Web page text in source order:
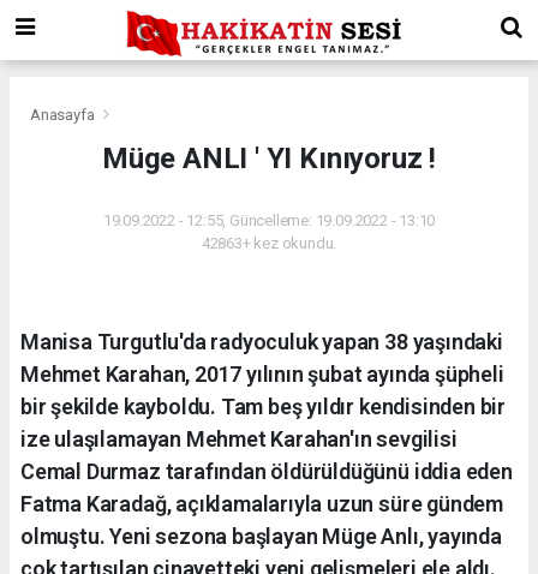
Anasayfa
Müge ANLI ' YI Kınıyoruz !
19.09.2022 - 12:55, Güncelleme: 19.09.2022 - 13:10
42863+ kez okundu.
Manisa Turgutlu'da radyoculuk yapan 38 yaşındaki
Mehmet Karahan, 2017 yılının şubat ayında şüpheli
bir şekilde kayboldu. Tam beş yıldır kendisinden bir
ize ulaşılamayan Mehmet Karahan'ın sevgilisi
Cemal Durmaz tarafından öldürüldüğünü iddia eden
Fatma Karadağ, açıklamalarıyla uzun süre gündem
olmuştu. Yeni sezona başlayan Müge Anlı, yayında
çok tartışılan cinayetteki yeni gelişmeleri ele aldı.